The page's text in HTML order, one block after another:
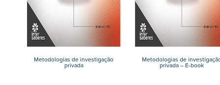
Metodologias de investigação
privada
Metodologias de
privada – E-book